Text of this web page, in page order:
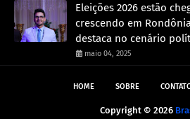
Eleições 2026 estão
crescendo em
destaca no cenário
maio 04, 2025
HOME SOBRE
Copyright © 2026